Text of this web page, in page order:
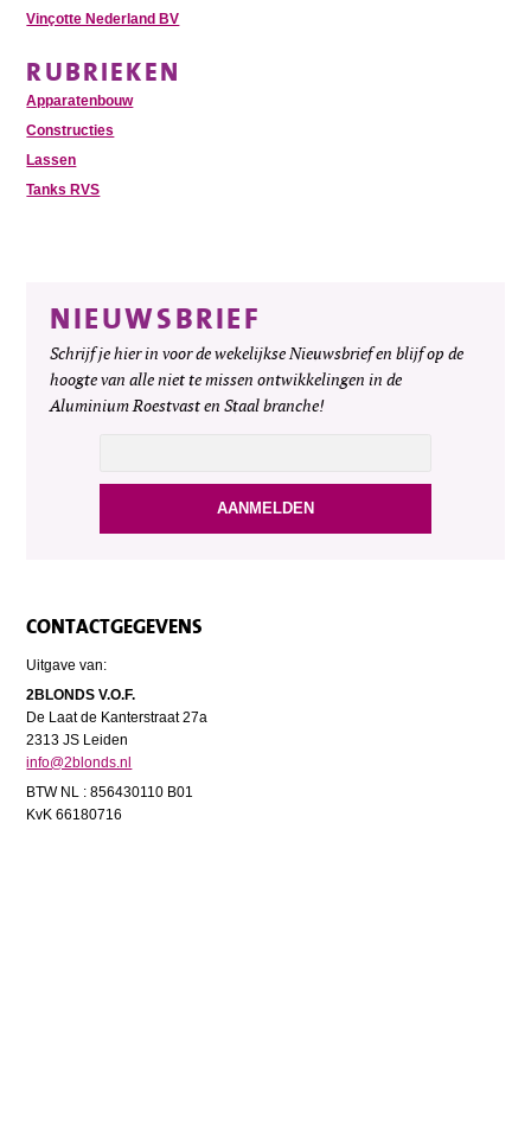
Vinçotte Nederland BV
RUBRIEKEN
Apparatenbouw
Constructies
Lassen
Tanks RVS
NIEUWSBRIEF
Schrijf je hier in voor de wekelijkse Nieuwsbrief en blijf op de
hoogte van alle niet te missen ontwikkelingen in de
Aluminium Roestvast en Staal branche!
CONTACTGEGEVENS
Uitgave van:
2BLONDS V.O.F.
De Laat de Kanterstraat 27a
2313 JS Leiden
info@2blonds.nl
BTW NL : 856430110 B01
KvK 66180716